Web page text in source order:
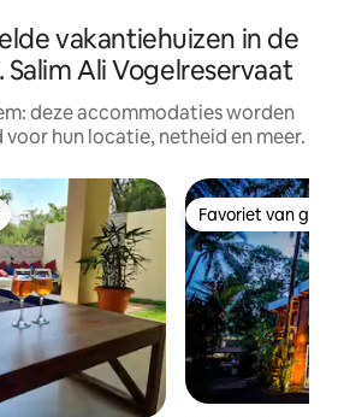
vakantiehuizen in de
Salim Ali Vogelreservaat
deze accommodaties worden
hun locatie, netheid en meer.
Favoriet van
Favoriet van